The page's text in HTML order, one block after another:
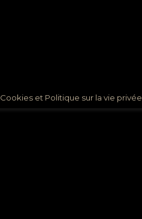
Cookies et Politique sur la vie privée